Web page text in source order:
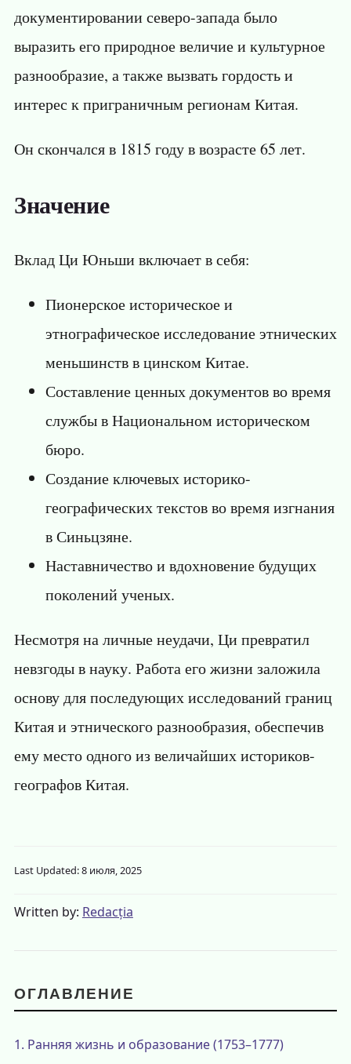
документировании северо-запада было
выразить его природное величие и культурное
разнообразие, а также вызвать гордость и
интерес к приграничным регионам Китая.
Он скончался в 1815 году в возрасте 65 лет.
Значение
Вклад Ци Юньши включает в себя:
Пионерское историческое и
этнографическое исследование этнических
меньшинств в цинском Китае.
Составление ценных документов во время
службы в Национальном историческом
бюро.
Создание ключевых историко-
географических текстов во время изгнания
в Синьцзяне.
Наставничество и вдохновение будущих
поколений ученых.
Несмотря на личные неудачи, Ци превратил
невзгоды в науку. Работа его жизни заложила
основу для последующих исследований границ
Китая и этнического разнообразия, обеспечив
ему место одного из величайших историков-
географов Китая.
Last Updated: 8 июля, 2025
Written by: Redacția
ОГЛАВЛЕНИЕ
1. Ранняя жизнь и образование (1753–1777)